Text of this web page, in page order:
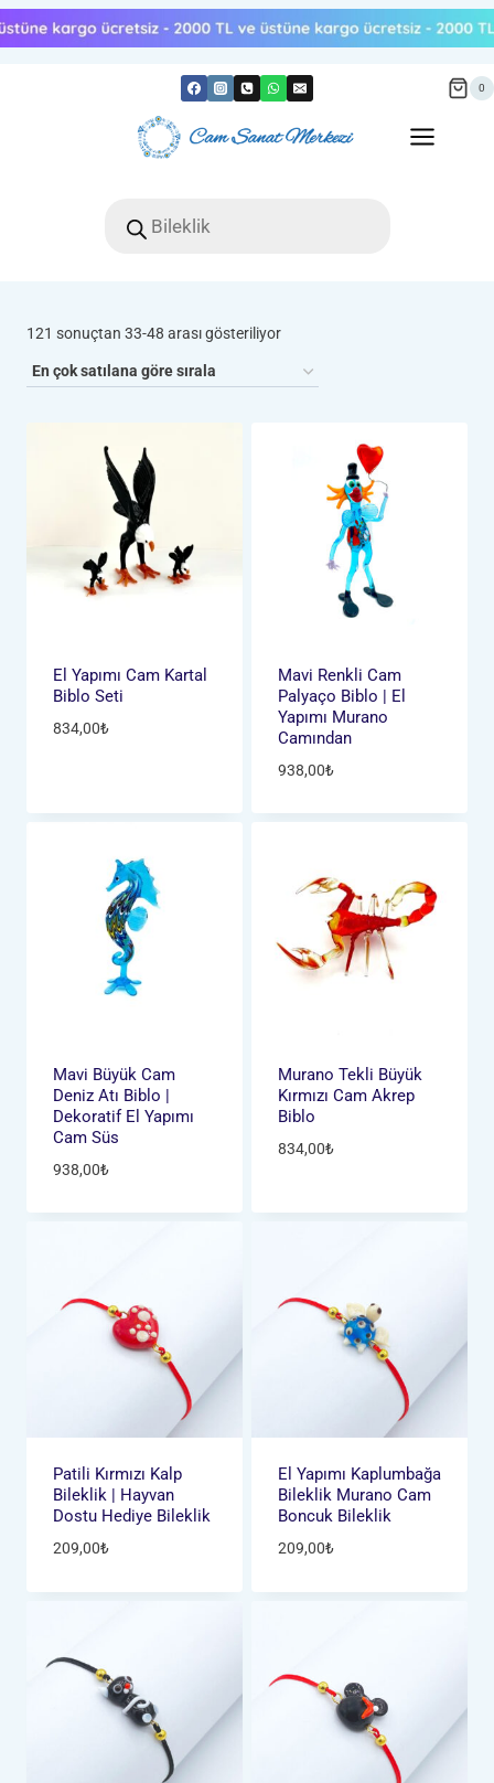
Skip
to
0
search
121 sonuçtan 33-48 arası gösteriliyorPopülerliğe
göre
El Yapımı Cam Kartal
Biblo Seti
834,00₺
Mavi Renkli Cam
Palyaço Biblo | El
Yapımı Murano
Camından
938,00₺
Mavi Büyük Cam
Deniz Atı Biblo |
Dekoratif El Yapımı
Cam Süs
938,00₺
Murano Tekli Büyük
Kırmızı Cam Akrep
Biblo
834,00₺
Patili Kırmızı Kalp
Bileklik | Hayvan
Dostu Hediye Bileklik
209,00₺
El Yapımı Kaplumbağa
Bileklik Murano Cam
Boncuk Bileklik
209,00₺